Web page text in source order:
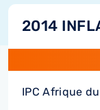
2014
IPC Afrique